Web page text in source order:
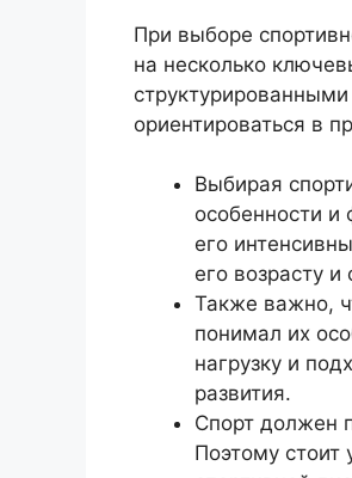
При выборе
на несколько
ориентироваться в
Выбирая
особенности и
его
его возрасту
Также важно,
понимал их
нагрузку и
развития.
Спорт должен
Поэтому стоит